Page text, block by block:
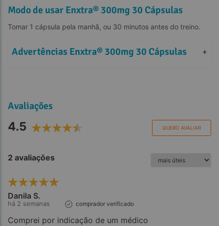
Modo de usar Enxtra® 300mg 30 Cápsulas
Tomar 1 cápsula pela manhã, ou 30 minutos antes do treino.
Advertências Enxtra® 300mg 30 Cápsulas +
Avaliações
4.5 QUERO AVALIAR
2 avaliações
Danila S.
há 2 semanas comprador verificado
Comprei por indicação de um médico